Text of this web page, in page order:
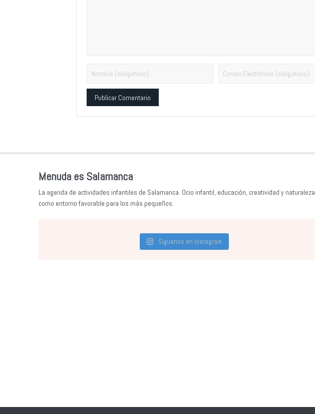
Menuda es Salamanca
La agenda de actividades infantiles de Salamanca. Ocio infantil, educación, creatividad y naturaleza
como entorno favorable para los más pequeños.
Síguenos en Instagram